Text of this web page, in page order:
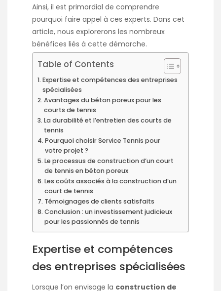
Ainsi, il est primordial de comprendre
pourquoi faire appel à ces experts. Dans cet
article, nous explorerons les nombreux
bénéfices liés à cette démarche.
Table of Contents
Expertise et compétences des entreprises
spécialisées
Avantages du béton poreux pour les
courts de tennis
La durabilité et l’entretien des courts de
tennis
Pourquoi choisir Service Tennis pour
votre projet ?
Le processus de construction d’un court
de tennis en béton poreux
Les coûts associés à la construction d’un
court de tennis
Témoignages de clients satisfaits
Conclusion : un investissement judicieux
pour les passionnés de tennis
Expertise et compétences
des entreprises spécialisées
Lorsque l’on envisage la construction de